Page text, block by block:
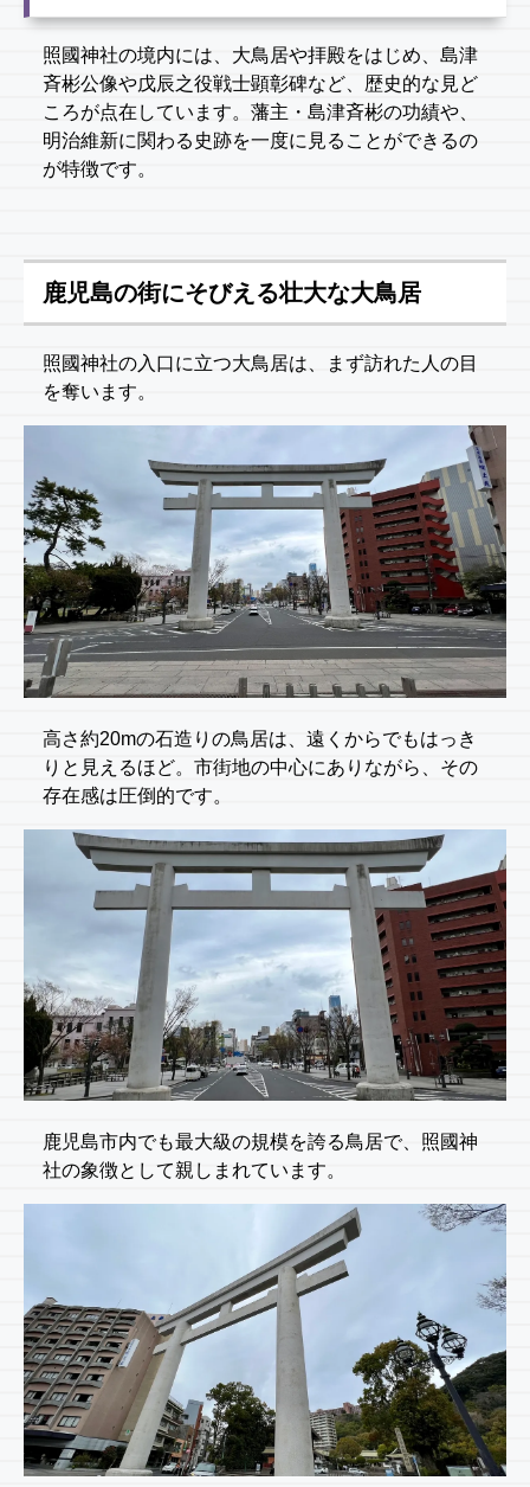
照國神社の境内には、大鳥居や拝殿をはじめ、島津
斉彬公像や戊辰之役戦士顕彰碑など、歴史的な見ど
ころが点在しています。藩主・島津斉彬の功績や、
明治維新に関わる史跡を一度に見ることができるの
が特徴です。
鹿児島の街にそびえる壮大な大鳥居
照國神社の入口に立つ大鳥居は、まず訪れた人の目
を奪います。
高さ約20mの石造りの鳥居は、遠くからでもはっき
りと見えるほど。市街地の中心にありながら、その
存在感は圧倒的です。
鹿児島市内でも最大級の規模を誇る鳥居で、照國神
社の象徴として親しまれています。